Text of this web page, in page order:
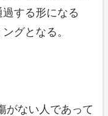
する形になる
グとなる。
がない人であって